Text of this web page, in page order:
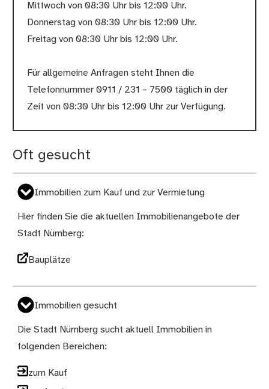
Mittwoch von 08:30 Uhr bis 12:00 Uhr.
Donnerstag von 08:30 Uhr bis 12:00 Uhr.
Freitag von 08:30 Uhr bis 12:00 Uhr.
Für allgemeine Anfragen steht Ihnen die
Telefonnummer 0911 / 231 – 7500 täglich in der
Zeit von 08:30 Uhr bis 12:00 Uhr zur Verfügung.
Oft gesucht
Immobilien zum Kauf und zur Vermietung
Hier finden Sie die aktuellen Immobilienangebote der
Stadt Nürnberg:
Bauplätze
Immobilien gesucht
Die Stadt Nürnberg sucht aktuell Immobilien in
folgenden Bereichen:
zum Kauf